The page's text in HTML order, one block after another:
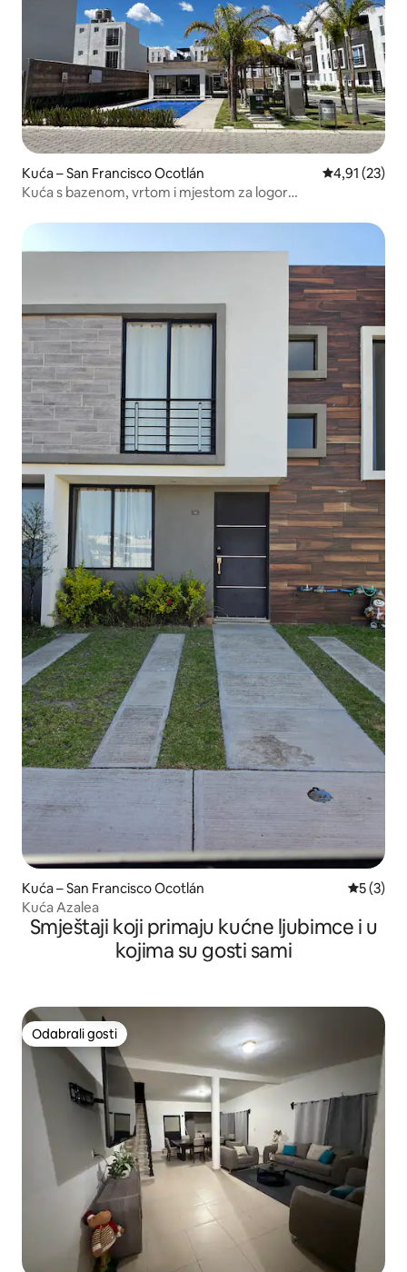
Kuća – San Francisco Ocotlán Prosječna
4,91 (23)
Kuća s bazenom, vrtom i mjestom za logor
Kuća – San Francisco Ocotlán
5 (3)
Kuća Azalea
Smještaji koji primaju kućne ljubimce i u
kojima su gosti sami
Odabrali gosti
Odabrali gosti